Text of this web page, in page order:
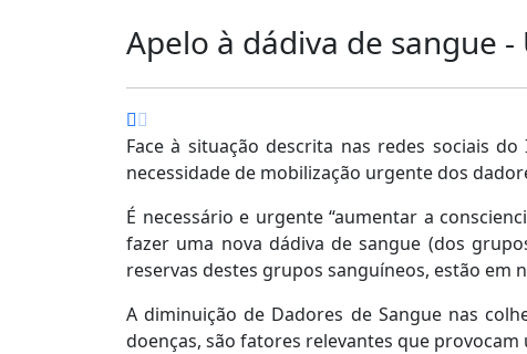
Apelo à dádiva de sangue
Face à situação descrita nas redes sociais do
necessidade de mobilização urgente dos
É necessário e urgente “aumentar a
fazer uma nova dádiva de sangue (dos
reservas destes grupos sanguíneos, estão em
A diminuição de Dadores de Sangue nas
doenças, são fatores relevantes que